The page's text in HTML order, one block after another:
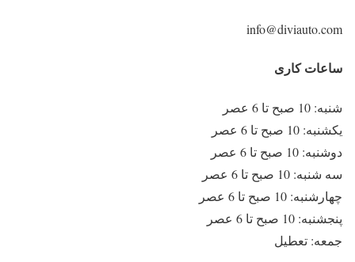
info@diviauto.com
ساعات کاری
شنبه: 10 صبح تا 6 عصر
یکشنبه: 10 صبح تا 6 عصر
دوشنبه: 10 صبح تا 6 عصر
سه شنبه: 10 صبح تا 6 عصر
چهارشنبه: 10 صبح تا 6 عصر
پنجشنبه: 10 صبح تا 6 عصر
جمعه: تعطیل